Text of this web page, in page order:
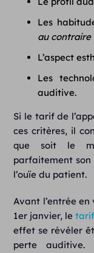
Les
au
L’aspect
Les
auditive.
Si le tarif de
ces critères, il
que soit le
parfaitement
l’ouïe du patient.
Avant l’entrée
1er janvier, le
effet se révéler
perte auditive.